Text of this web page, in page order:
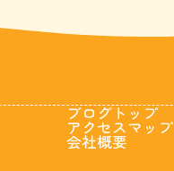
ブログトップ
アクセスマップ
会社概要